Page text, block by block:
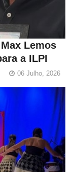
Lemos
a ILPI
06 Julho, 2026